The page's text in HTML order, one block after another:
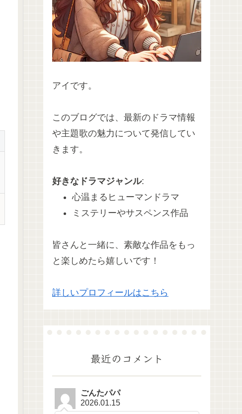
アイです。
このブログでは、最新のドラマ情報
や主題歌の魅力について発信してい
きます。
好きなドラマジャンル:
心温まるヒューマンドラマ
ミステリーやサスペンス作品
皆さんと一緒に、素敵な作品をもっ
と楽しめたら嬉しいです！
詳しいプロフィールはこちら
最近のコメント
ごんたパパ
2026.01.15